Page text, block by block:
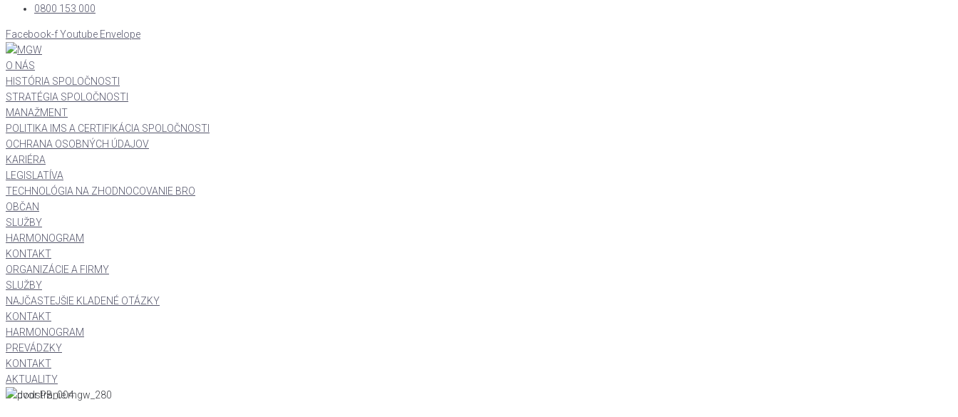
0800 153 000
Facebook-fYoutube Envelope
O NÁS
HISTÓRIA SPOLOČNOSTI
STRATÉGIA SPOLOČNOSTI
MANAŽMENT
POLITIKA IMS A CERTIFIKÁCIA SPOLOČNOSTI
OCHRANA OSOBNÝCH ÚDAJOV
KARIÉRA
LEGISLATÍVA
TECHNOLÓGIA NA ZHODNOCOVANIE BRO
OBČAN
SLUŽBY
HARMONOGRAM
KONTAKT
ORGANIZÁCIE A FIRMY
SLUŽBY
NAJČASTEJŠIE KLADENÉ OTÁZKY
KONTAKT
HARMONOGRAM
PREVÁDZKY
KONTAKT
AKTUALITY